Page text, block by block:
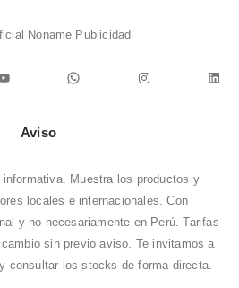
WhatsApp Instagram
Aviso
informativa. Muestra los productos y
locales e internacionales. Con
y no necesariamente en Perú. Tarifas
sin previo aviso. Te invitamos a
y consultar los stocks de forma directa.